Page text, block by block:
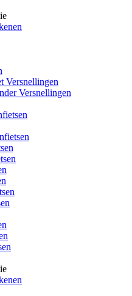
Versnellingen
Versnellingen